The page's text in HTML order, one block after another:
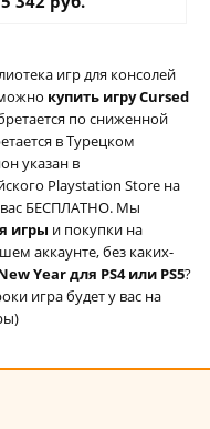
игр для консолей
купить игру Cursed
по сниженной
в Турецком
указан в
Playstation Store на
вас БЕСПЛАТНО. Мы
игры и покупки на
аккаунте, без каких-
Year для PS4 или PS5?
игра будет у вас на